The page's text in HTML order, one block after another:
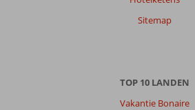
Sitemap
TOP 10 LANDEN
Vakantie Bonaire